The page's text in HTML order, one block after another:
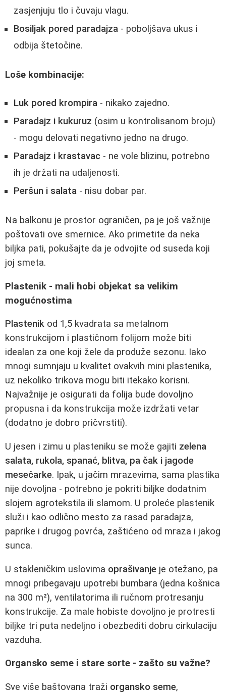
zasjenjuju tlo i čuvaju vlagu.
Bosiljak pored paradajza - poboljšava ukus i
odbija štetočine.
Loše kombinacije:
Luk pored krompira - nikako zajedno.
Paradajz i kukuruz (osim u kontrolisanom broju)
- mogu delovati negativno jedno na drugo.
Paradajz i krastavac - ne vole blizinu, potrebno
ih je držati na udaljenosti.
Peršun i salata - nisu dobar par.
Na balkonu je prostor ograničen, pa je još važnije
poštovati ove smernice. Ako primetite da neka
biljka pati, pokušajte da je odvojite od suseda koji
joj smeta.
Plastenik - mali hobi objekat sa velikim
mogućnostima
Plastenik od 1,5 kvadrata sa metalnom
konstrukcijom i plastičnom folijom može biti
idealan za one koji žele da produže sezonu. Iako
mnogi sumnjaju u kvalitet ovakvih mini plastenika,
uz nekoliko trikova mogu biti itekako korisni.
Najvažnije je osigurati da folija bude dovoljno
propusna i da konstrukcija može izdržati vetar
(dodatno je dobro pričvrstiti).
U jesen i zimu u plasteniku se može gajiti zelena
salata, rukola, spanać, blitva, pa čak i jagode
mesečarke. Ipak, u jačim mrazevima, sama plastika
nije dovoljna - potrebno je pokriti biljke dodatnim
slojem agrotekstila ili slamom. U proleće plastenik
služi i kao odlično mesto za rasad paradajza,
paprike i drugog povrća, zaštićeno od mraza i jakog
sunca.
U stakleničkim uslovima oprašivanje je otežano, pa
mnogi pribegavaju upotrebi bumbara (jedna košnica
na 300 m²), ventilatorima ili ručnom protresanju
konstrukcije. Za male hobiste dovoljno je protresti
biljke tri puta nedeljno i obezbediti dobru cirkulaciju
vazduha.
Organsko seme i stare sorte - zašto su važne?
Sve više baštovana traži organsko seme,